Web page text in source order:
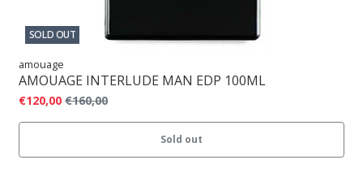
SOLD OUT
amouage
AMOUAGE INTERLUDE MAN EDP 100ML
€120,00 €160,00
Sold out